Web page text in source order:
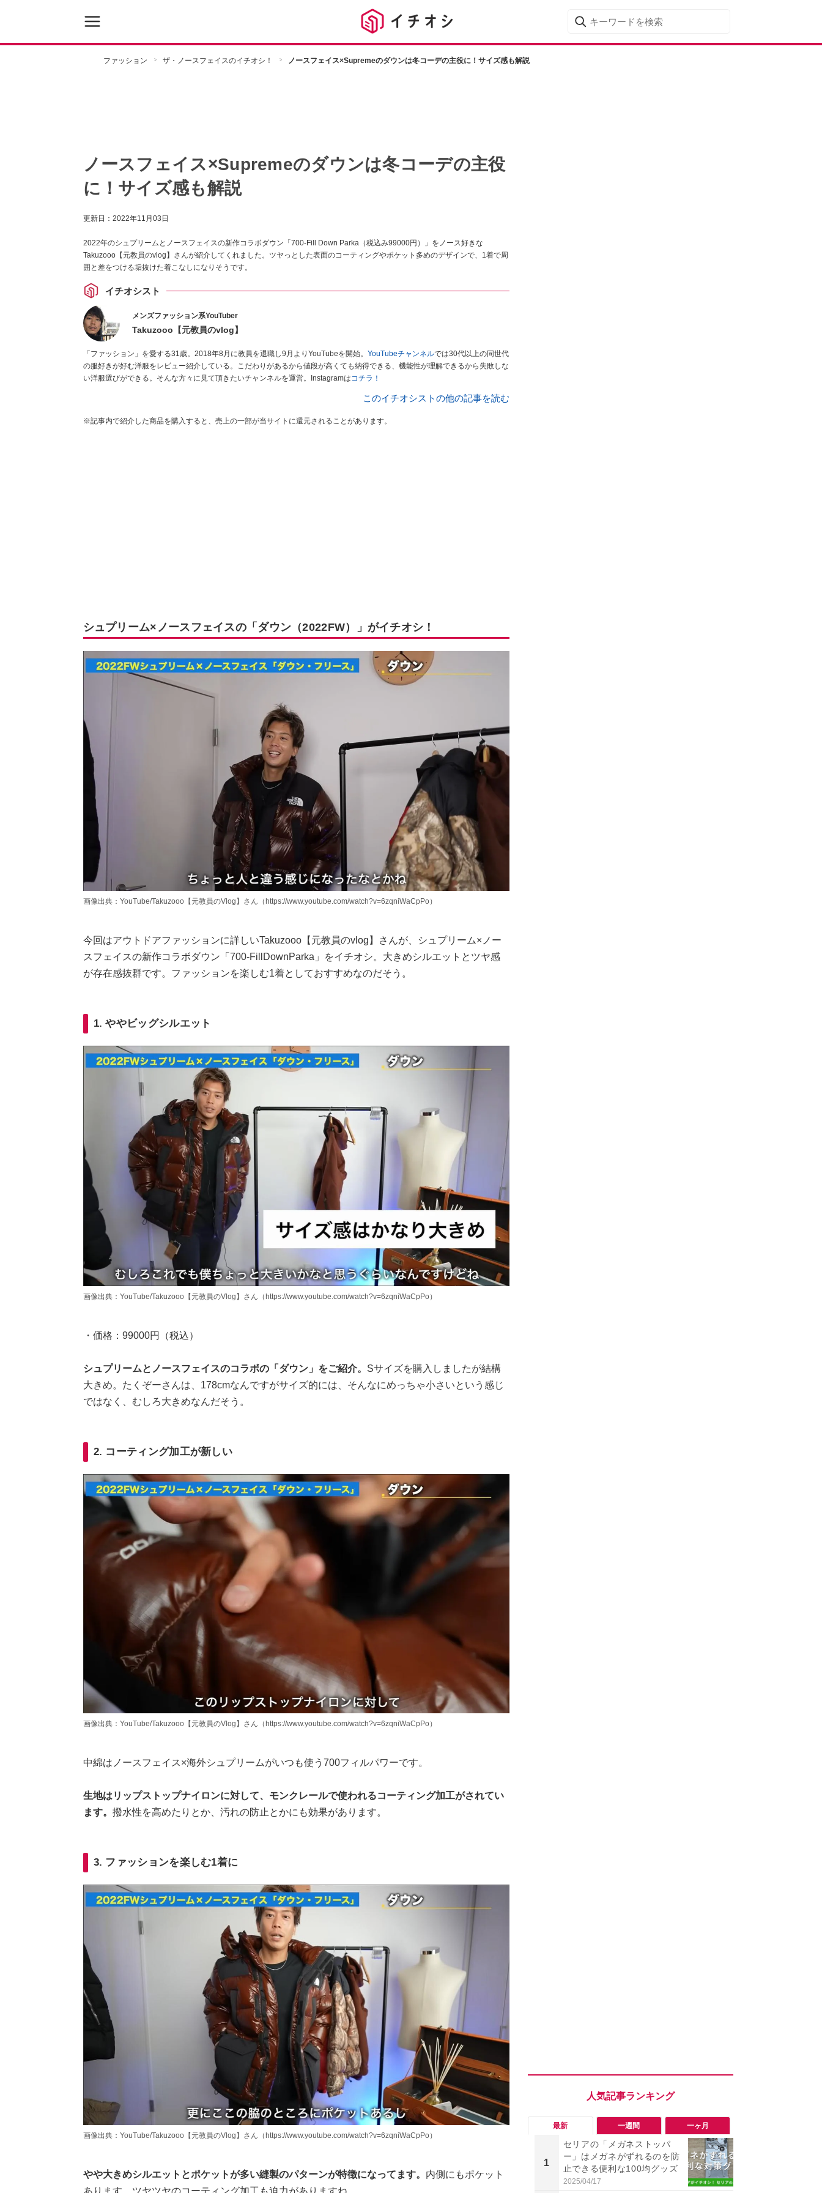
ファッション ザ・ノースフェイスのイチオシ！ ノースフェイス×Supremeのダウンは冬コーデの主役に！サイズ感も解説
ノースフェイス×Supremeのダウンは冬コーデの主役
に！サイズ感も解説
更新日： 2022年11月03日
2022年のシュプリームとノースフェイスの新作コラボダウン「700-Fill Down Parka（税込み99000円）」をノース好きな
Takuzooo【元教員のvlog】さんが紹介してくれました。ツヤっとした表面のコーティングやポケット多めのデザインで、1着で周
囲と差をつける垢抜けた着こなしになりそうです。
イチオシスト
メンズファッション系YouTuber
Takuzooo【元教員のvlog】
「ファッション」を愛する31歳。2018年8月に教員を退職し9月よりYouTubeを開始。 YouTubeチャンネルでは30代以上の同世代
の服好きが好む洋服をレビュー紹介している。こだわりがあるから値段が高くても納得できる、機能性が理解できるから失敗しな
い洋服選びができる。そんな方々に見て頂きたいチャンネルを運営。Instagramはコチラ！
このイチオシストの他の記事を読む
※記事内で紹介した商品を購入すると、売上の一部が当サイトに還元されることがあります。
シュプリーム×ノースフェイスの「ダウン（2022FW）」がイチオシ！
画像出典：YouTube/Takuzooo【元教員のVlog】さん（https://www.youtube.com/watch?v=6zqniWaCpPo）
今回はアウトドアファッションに詳しいTakuzooo【元教員のvlog】さんが、シュプリーム×ノー
スフェイスの新作コラボダウン「700-FillDownParka」をイチオシ。大きめシルエットとツヤ感
が存在感抜群です。ファッションを楽しむ1着としておすすめなのだそう。
1. ややビッグシルエット
画像出典：YouTube/Takuzooo【元教員のVlog】さん（https://www.youtube.com/watch?v=6zqniWaCpPo）
・価格：99000円（税込）
シュプリームとノースフェイスのコラボの「ダウン」をご紹介。 Sサイズを購入しましたが結構
大きめ。たくぞーさんは、178cmなんですがサイズ的には、そんなにめっちゃ小さいという感じ
ではなく、むしろ大きめなんだそう。
2. コーティング加工が新しい
画像出典：YouTube/Takuzooo【元教員のVlog】さん（https://www.youtube.com/watch?v=6zqniWaCpPo）
中綿はノースフェイス×海外シュプリームがいつも使う700フィルパワーです。
生地はリップストップナイロンに対して、モンクレールで使われるコーティング加工がされてい
ます。 撥水性を高めたりとか、汚れの防止とかにも効果があります。
3. ファッションを楽しむ1着に
画像出典：YouTube/Takuzooo【元教員のVlog】さん（https://www.youtube.com/watch?v=6zqniWaCpPo）
やや大きめシルエットとポケットが多い縫製のパターンが特徴になってます。 内側にもポケット
あります。ツヤツヤのコーティング加工も迫力がありますね。
最新 一週間 一ヶ月
1
セリアの「メガネストッパ
ー」はメガネがずれるのを防
止できる便利な100均グッズ
2025/04/17